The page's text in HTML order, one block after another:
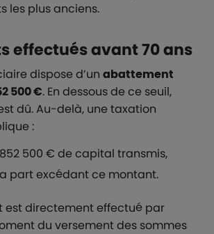
les plus anciens.
effectués avant 70 ans
dispose d’un abattement
500 €. En dessous de ce seuil,
dû. Au-delà, une taxation
:
852 500 € de capital transmis,
la part excédant ce montant.
est directement effectué par
du versement des sommes